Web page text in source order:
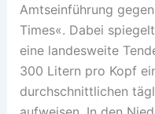
Amtseinführung
Times«. Dabei
eine landesweite
300 Litern pro Kopf
durchschnittlichen